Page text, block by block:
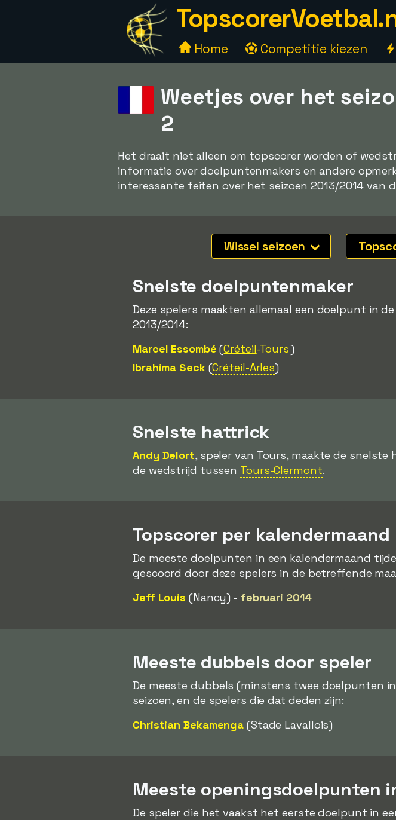
Home Competitie kiezen
Weetjes over het
2
Het draait niet alleen om topscorer worden of
informatie over doelpuntenmakers en andere
interessante feiten over het seizoen 2013/2014 van
Wissel seizoen
Snelste doelpuntenmaker
Deze spelers maakten allemaal een doelpunt in de
2013/2014:
Marcel Essombé (Créteil-Tours)
Ibrahima Seck(Créteil-Arles)
Snelste hattrick
Andy Delort, speler van Tours, maakte de snelste
de wedstrijd tussen Tours-Clermont.
Topscorer per kalendermaand
De meeste doelpunten in een kalendermaand
gescoord door deze spelers in de betreffende
Jeff Louis (Nancy) - februari 2014
Meeste dubbels door speler
De meeste dubbels (minstens twee doelpunten
seizoen, en de spelers die dat deden zijn:
Christian Bekamenga (Stade Lavallois)
Meeste openingsdoelpunten
De speler die het vaakst het eerste doelpunt in